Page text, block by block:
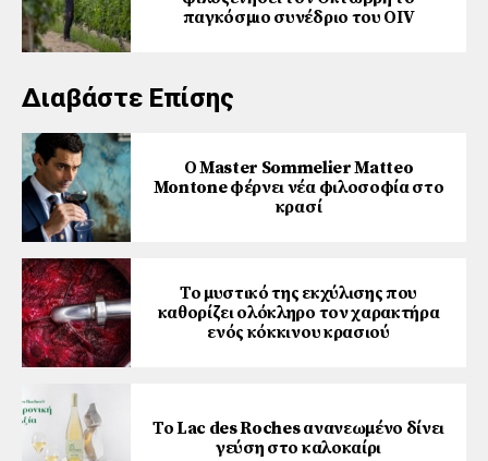
παγκόσμιο συνέδριο του ΟΙV
Διαβάστε Επίσης
Ο Master Sommelier Matteo
Montone φέρνει νέα φιλοσοφία στο
κρασί
Το μυστικό της εκχύλισης που
καθορίζει ολόκληρο τον χαρακτήρα
ενός κόκκινου κρασιού
Το Lac des Roches ανανεωμένο δίνει
γεύση στο καλοκαίρι